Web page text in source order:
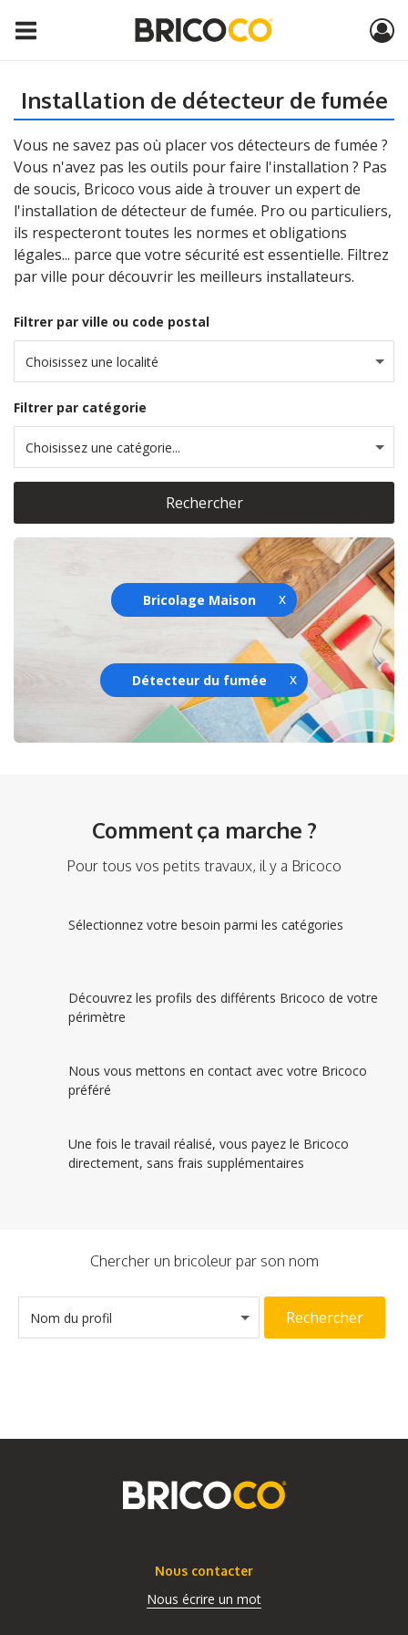
Bricolage Maison
Détecteur du fumée
Installation de détecteur de fumée
Vous ne savez pas où placer vos détecteurs de fumée ?
Vous n'avez pas les outils pour faire l'installation ? Pas
de soucis, Bricoco vous aide à trouver un expert de
l'installation de détecteur de fumée. Pro ou particuliers,
ils respecteront toutes les normes et obligations
légales... parce que votre sécurité est essentielle. Filtrez
par ville pour découvrir les meilleurs installateurs.
Filtrer par ville ou code postal
Choisissez une localité
Filtrer par catégorie
Choisissez une catégorie...
Rechercher
Comment ça marche ?
Pour tous vos petits travaux, il y a Bricoco
Sélectionnez votre besoin parmi les catégories
Découvrez les profils des différents Bricoco de votre
périmètre
Nous vous mettons en contact avec votre Bricoco
préféré
Une fois le travail réalisé, vous payez le Bricoco
directement, sans frais supplémentaires
Chercher un bricoleur par son nom
Nom du profil Rechercher
Nous contacter
Nous écrire un mot